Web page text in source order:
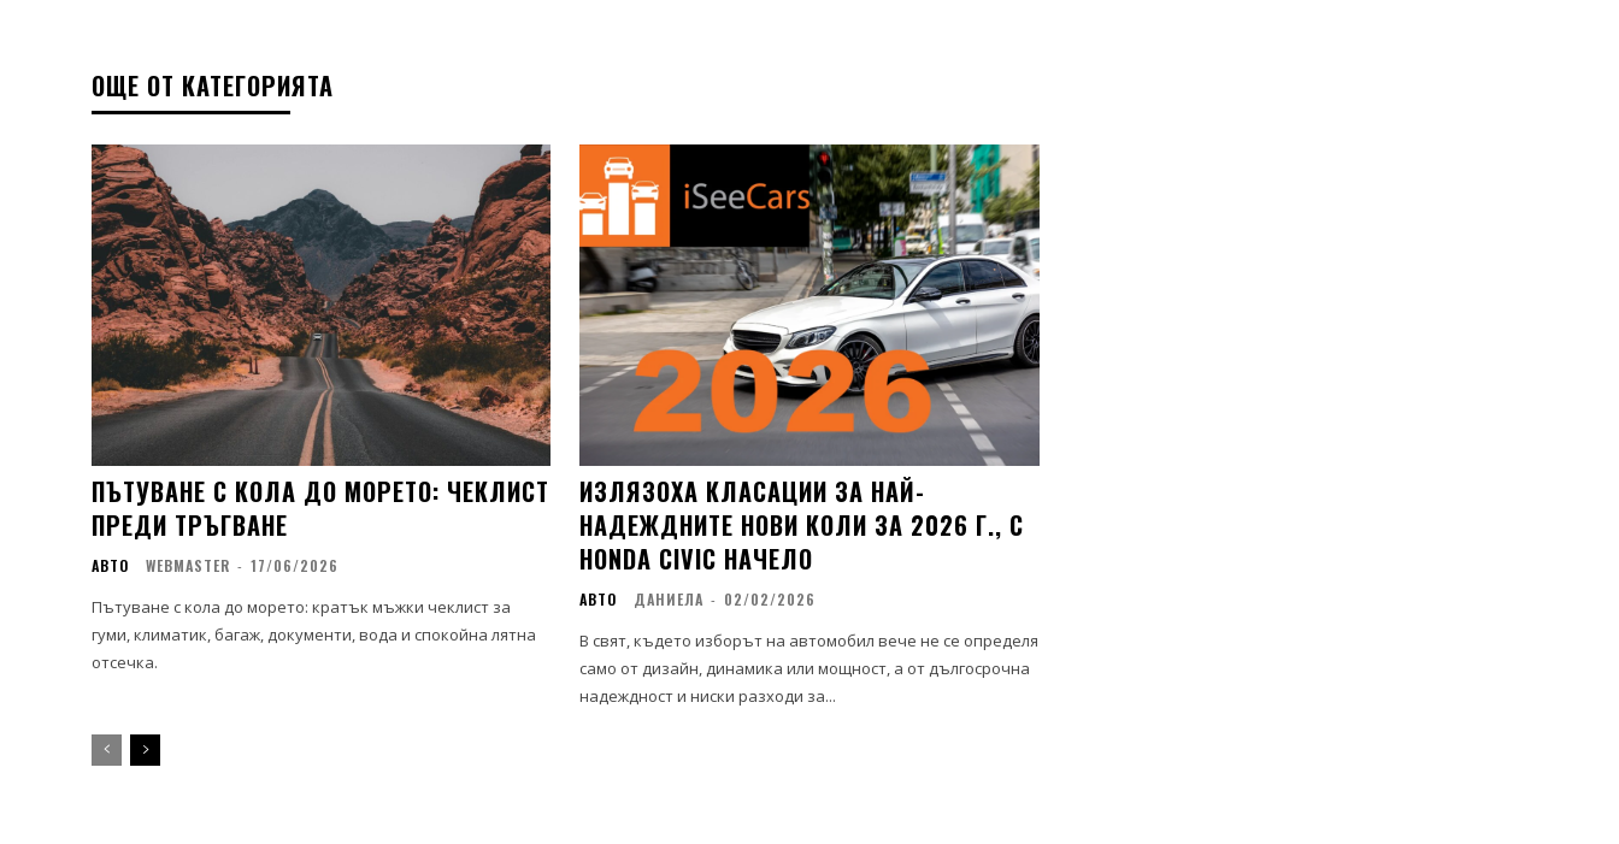
ОЩЕ ОТ КАТЕГОРИЯТА
ПЪТУВАНЕ С КОЛА ДО МОРЕТО: ЧЕКЛИСТ
ПРЕДИ ТРЪГВАНЕ
АВТО WEBMASTER - 17/06/2026
Пътуване с кола до морето: кратък мъжки чеклист за
гуми, климатик, багаж, документи, вода и спокойна лятна
отсечка.
ИЗЛЯЗОХА КЛАСАЦИИ ЗА НАЙ-
НАДЕЖДНИТЕ НОВИ КОЛИ ЗА 2026 Г., С
HONDA CIVIC НАЧЕЛО
АВТО ДАНИЕЛА - 02/02/2026
В свят, където изборът на автомобил вече не се определя
само от дизайн, динамика или мощност, а от дългосрочна
надеждност и ниски разходи за...